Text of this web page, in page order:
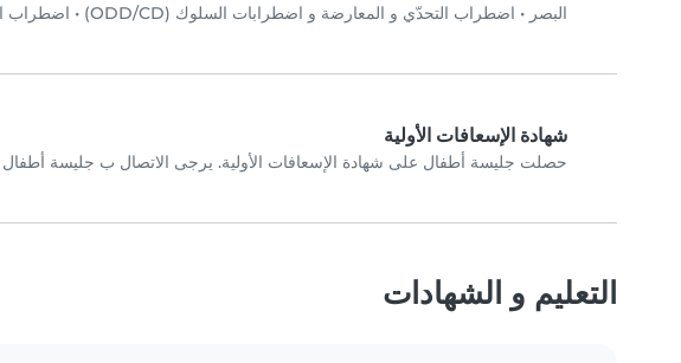
البصر • اضطراب التحدّي و المعارضة و اضطرابات السلوك (ODD/CD) • اضطراب
شهادة الإسعافات الأولية
حصلت جليسة أطفال على شهادة الإسعافات الأولية. يرجى الاتصال ب جليسة
التعليم و الشهادات